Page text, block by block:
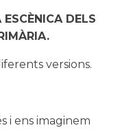
DELS
versions.
i ens imaginem